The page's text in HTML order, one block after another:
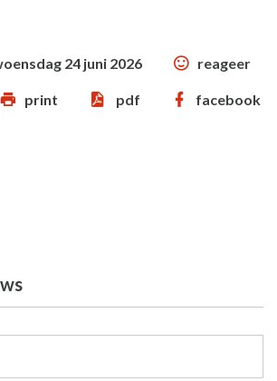
24 juni 2026 reageer
print pdf facebook